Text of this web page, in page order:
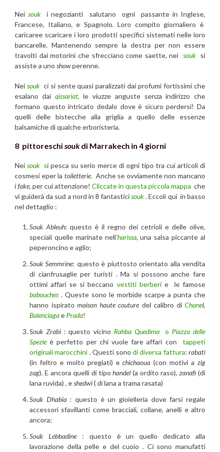
Neisouk
i negozianti salutano ogni passante in Inglese,
Francese, Italiano, e Spagnolo. Loro compito giornaliero è
caricaree scaricare i loro prodotti specifici sistemati nelle loro
bancarelle. Mantenendo sempre la destra per non essere
travolti dai motorini che sfrecciano come saette, nei souk
si
assiste a uno showperenne.
Nei souk ci si sente quasi paralizzati dai profumi fortissimi che
esalano dai qissariat,le viuzze anguste senza indirizzo che
formano questo intricato dedalo dove è sicuro perdersi! Da
quelli delle bistecche alla griglia a quello delle essenze
balsamiche di qualche erboristeria.
8 pittoreschisoukdi Marrakech in 4 giorni
Neisouk si pesca su serio merce di ogni tipo tra cui articoli di
cosmesi eper la toiletterie. Anche se ovviamente non mancano
ifake, per cui attenzione! Cliccate in questa piccola mappa che
vi guiderà da sud a nord in 8 fantasticisouk. Eccoli qui in basso
nel dettaglio :
Souk Ableuh: questo è il regno dei cetrioli e delle olive,
speciali quelle marinate nell’harissa,una salsa piccante al
peperoncino e aglio;
Souk Semmrine: questo è piuttosto orientato alla vendita
di cianfrusaglie per turisti . Ma si possono anche fare
ottimi affari se si beccano vestiti berberie le famose
babouches . Queste sono le morbide scarpe a punta che
hanno ispirato maison haute couture del calibro di Chanel,
Balenciagae Prada!
Souk Zrabi : questo vicino Rahba Quedimao Piazza delle
Spezieè perfetto per chi vuole fare affari con tappeti
originali marocchini . Questi sono di diversa fattura: rabati
(in feltro e molto pregiati) echichaoua(con motivi azig
zag). E ancora quelli di tipohandel(a ordito raso),zanafi (di
lana ruvida) , eshedwi( di lana a trama rasata)
Souk Dhabia : questo è un gioielleria dove farsi regale
accessori sfavillanti come bracciali, collane, anelli e altro
ancora;
Souk Lebbadine: questo è un quello dedicato alla
lavorazione della pelle e del cuoio . Ci sono manufatti